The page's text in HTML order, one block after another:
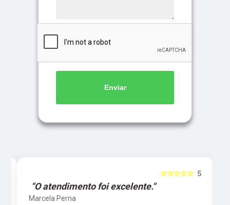
Enviar
5
☆☆☆☆☆
"O atendimento foi excelente."
Marcela Perna